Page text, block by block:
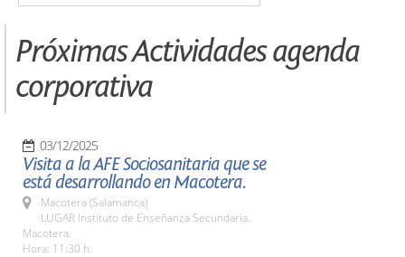
Próximas Actividades agenda
corporativa
03/12/2025
Visita a la AFE Sociosanitaria que se
está desarrollando en Macotera.
Macotera (Salamanca)
LUGAR Instituto de Enseñanza Secundaria.
Macotera.
Hora: 11:30 h.